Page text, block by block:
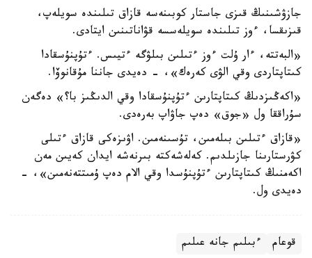
جازۋشىنىڭ قىزى جاستار كوبىنەسە قازاق تىلىندە سويلەپ،
قىزىقسا، ءوز تىلىندە سويلەسسە قۋاناتىنىن ايتادى.
«البەتتە، ءار ۇلت ءوز ءتىلىن بىلۋگە ءتيىس. ءتۇپنۇسقادا
كىتاپتاردى وقي الۋى كەرەك»، - دەيدى جاننا مۇقانوۆا.
«اكەڭىزدىڭ كىتاپتارىن ءتۇپنۇسقادا وقي الدىڭىز با؟» دەگەن
سۇراققا ول «جوق» دەپ جاۋاپ بەرەدى.
«قازاق ءتىلىن بىلەمىن، تۇسىنەمىن. اۋىزەكى قازاق ءتىلى
كۋرستارىنا جازىلدىم. كەلەشەكتە بىرنەشە ايدان كەيىن مەن
اكەمنىڭ كىتاپتارىن ءتۇپنۇسدا وقي الام دەپ ۇمىتتەنەمىن»، -
دەيدى ول.
قوعام ءبىلىم جانە عىلىم